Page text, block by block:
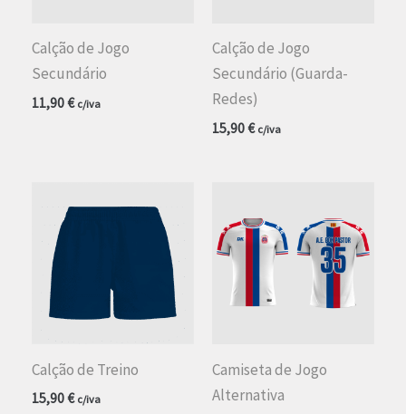
Calção de Jogo
Secundário
11,90€ c/iva
Calção de Jogo
Secundário (Guarda-
Redes)
15,90€ c/iva
Calção de Treino
15,90€ c/iva
Camiseta de Jogo
Alternativa